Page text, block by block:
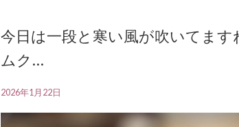
今日は一段と寒い風が吹いてま
ムク…
2026年1月22日